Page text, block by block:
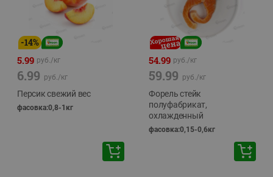
-14%
5.99 руб./кг
6.99 руб./кг
Персик свежий вес
фасовка:0,8-1кг
54.99 руб./кг
59.99 руб./кг
Форель стейк
полуфабрикат,
охлажденный
фасовка:0,15-0,6кг